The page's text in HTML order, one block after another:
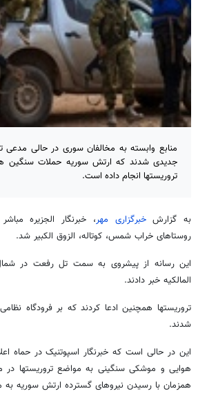
منابع وابسته به مخالفان سوری در حالی مدعی
جدیدی شدند که ارتش سوریه حملات سنگین
تروریستها انجام داده است.
به گزارشخبرگزاری مهر، خبرنگار الجزیره
روستاهای خراب شمس، کوتاله، الزوق الکبیر شد.
این رسانه از پیشروی به سمت تل رفعت در
المالکیه خبر دادند.
تروریستها همچنین ادعا کردند که بر فرودگاه
شدند.
این در حالی است که خبرنگار اسپوتنیک در حماه
هوایی و موشکی سنگینی به مواضع تروریستها
همزمان با رسیدن نیروهای گسترده ارتش سوریه